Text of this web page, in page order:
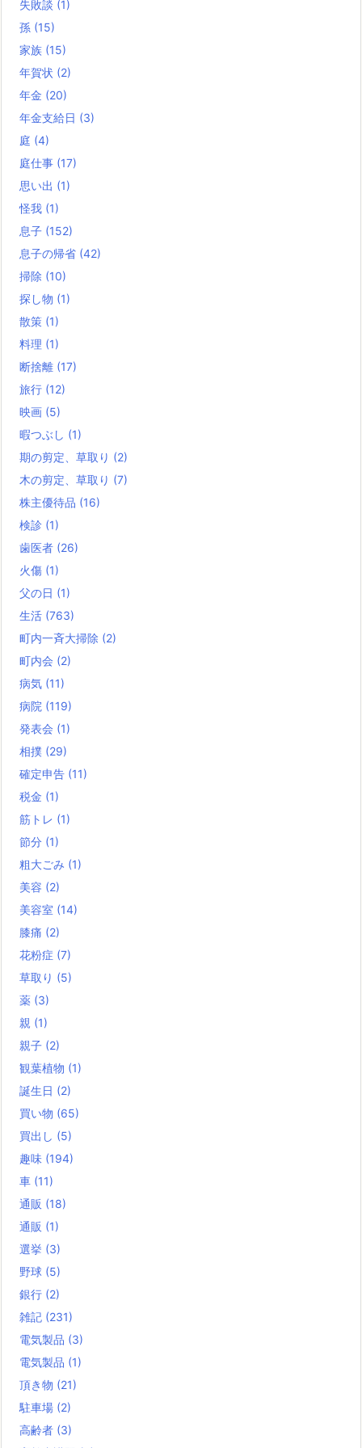
失敗談 (1)
孫 (15)
家族 (15)
年賀状 (2)
年金 (20)
年金支給日 (3)
庭 (4)
庭仕事 (17)
思い出 (1)
怪我 (1)
息子 (152)
息子の帰省 (42)
掃除 (10)
探し物 (1)
散策 (1)
料理 (1)
断捨離 (17)
旅行 (12)
映画 (5)
暇つぶし (1)
期の剪定、草取り (2)
木の剪定、草取り (7)
株主優待品 (16)
検診 (1)
歯医者 (26)
火傷 (1)
父の日 (1)
生活 (763)
町内一斉大掃除 (2)
町内会 (2)
病気 (11)
病院 (119)
発表会 (1)
相撲 (29)
確定申告 (11)
税金 (1)
筋トレ (1)
節分 (1)
粗大ごみ (1)
美容 (2)
美容室 (14)
膝痛 (2)
花粉症 (7)
草取り (5)
薬 (3)
親 (1)
親子 (2)
観葉植物 (1)
誕生日 (2)
買い物 (65)
買出し (5)
趣味 (194)
車 (11)
通販 (18)
通販 (1)
選挙 (3)
野球 (5)
銀行 (2)
雑記 (231)
電気製品 (3)
電気製品 (1)
頂き物 (21)
駐車場 (2)
高齢者 (3)